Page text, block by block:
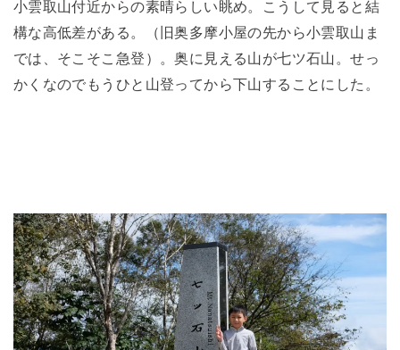
小雲取山付近からの素晴らしい眺め。こうして見ると結
構な高低差がある。（旧奥多摩小屋の先から小雲取山ま
では、そこそこ急登）。奥に見える山が七ツ石山。せっ
かくなのでもうひと山登ってから下山することにした。